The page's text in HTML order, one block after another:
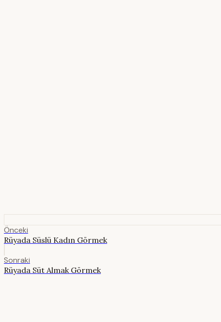
Önceki
Rüyada Süslü Kadın Görmek
Sonraki
Rüyada Süt Almak Görmek